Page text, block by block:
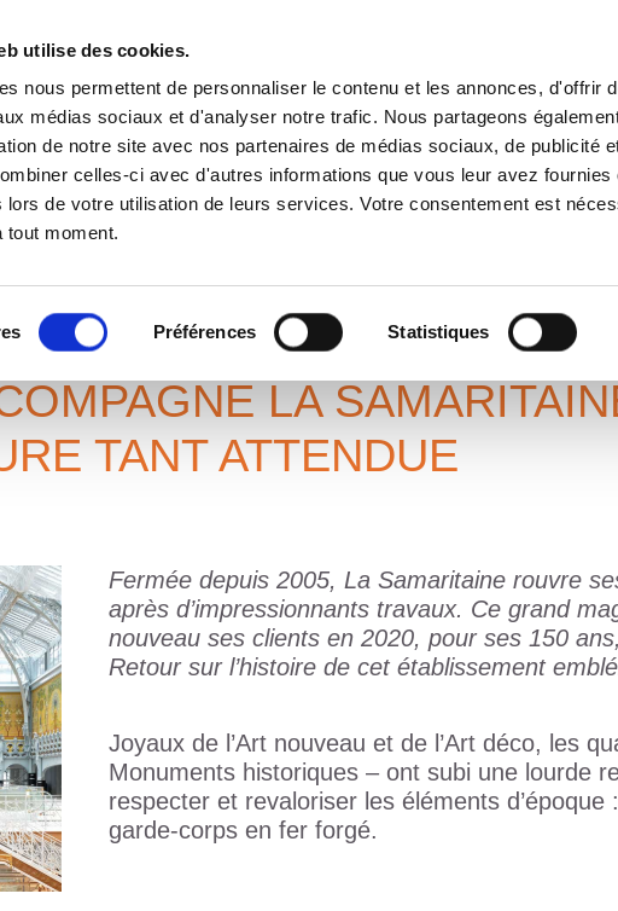
utilise des cookies.
nous permettent de personnaliser le contenu et les annonces, d'offrir
médias sociaux et d'analyser notre trafic. Nous partageons
de notre site avec nos partenaires de médias sociaux, de publicité
celles-ci avec d'autres informations que vous leur avez fournies
lors de votre utilisation de leurs services. Votre consentement est
tout moment.
Préférences Statistiques
A PROPOS SERVICES IMPLANTATIONS
LA SAMARITAINE POUR
LA
TANT ATTENDUE
Fermée depuis 2005, La Samaritaine rouvre
après d’impressionnants travaux. Ce grand
nouveau ses clients en 2020, pour ses 150
Retour sur l’histoire de cet établissement
Joyaux de l’Art nouveau et de l’Art déco, les
Monuments historiques – ont subi une lourde
respecter et revaloriser les éléments
garde-corps en fer forgé.